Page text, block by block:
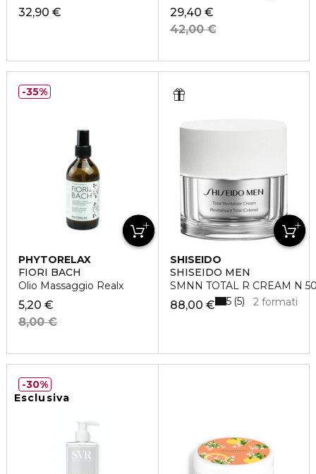
32,90 €
29,40 €
42,00 €
PHYTORELAX
FIORI BACH
Olio Massaggio Realx
5,20 €
8,00 €
35%
SHISEIDO
SHISEIDO MEN
SMNN TOTAL R CREAM N
88,00 € 2 formati
5 5
Esclusiva
30%